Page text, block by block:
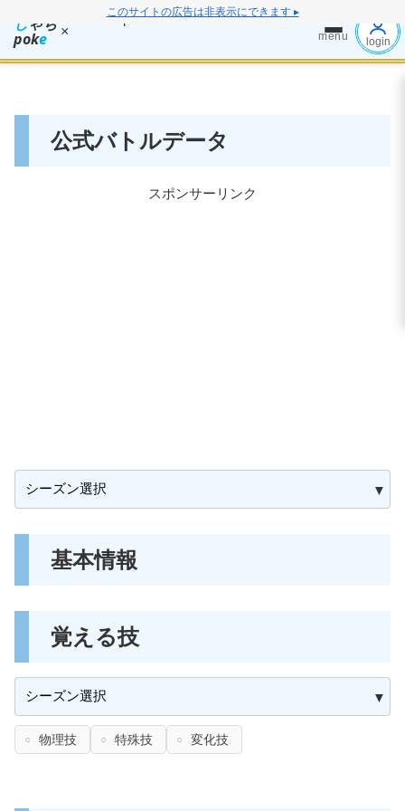
このサイトの広告は非表示にできます ▸
しゃち
poke × menu login
公式バトルデータ
スポンサーリンク
基本情報
覚える技
物理技 特殊技 変化技